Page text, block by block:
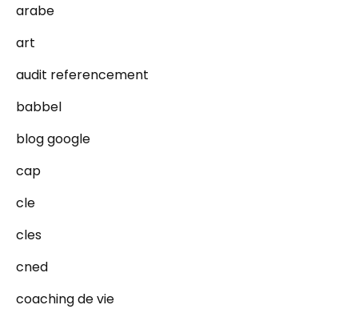
arabe
art
audit referencement
babbel
blog google
cap
cle
cles
cned
coaching de vie